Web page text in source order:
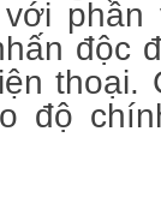
phần
độc
thoại.
độ